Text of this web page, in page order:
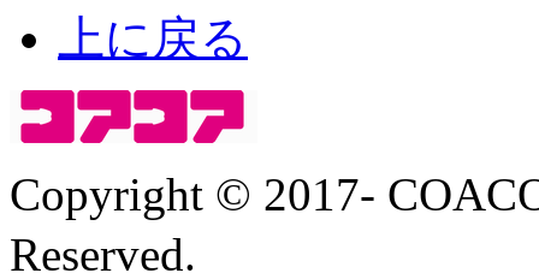
上に戻る
Copyright © 2017-
Reserved.